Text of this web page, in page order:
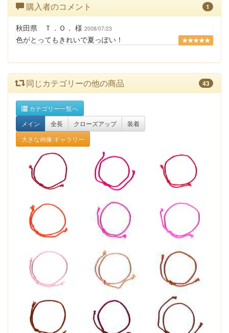
購入者のコメント 1
秋田県 Ｔ．Ｏ． 様 2008/07/23
★★★★★
色がとってもきれいで夏っぽい！
同じカテゴリーの他の商品 43
カテゴリー一覧へ
メイン
全長 クローズアップ
装着
大きな画像:ギャラリー